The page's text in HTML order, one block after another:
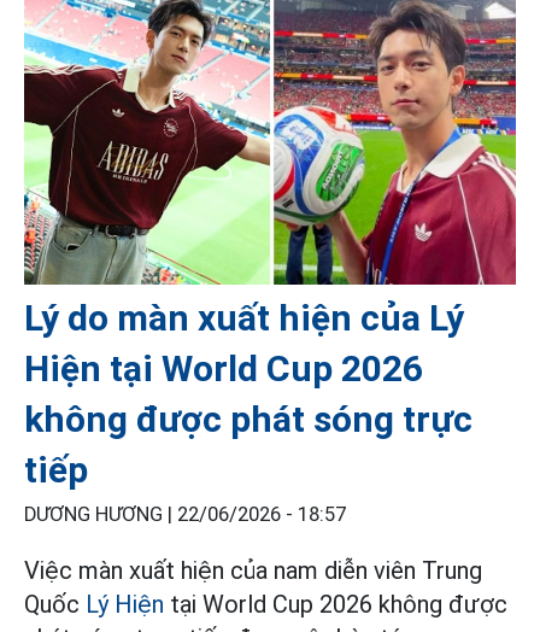
Lý do màn xuất hiện của Lý
Hiện tại World Cup 2026
không được phát sóng trực
tiếp
DƯƠNG HƯƠNG | 22/06/2026 - 18:57
Việc màn xuất hiện của nam diễn viên Trung
Quốc Lý Hiện tại World Cup 2026 không được